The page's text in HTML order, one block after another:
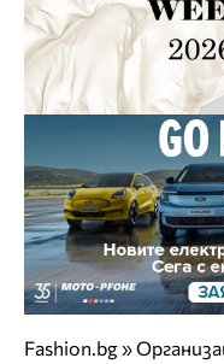
Fashion.bg»